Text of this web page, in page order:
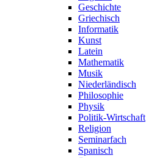
Geschichte
Griechisch
Informatik
Kunst
Latein
Mathematik
Musik
Niederländisch
Philosophie
Physik
Politik-Wirtschaft
Religion
Seminarfach
Spanisch